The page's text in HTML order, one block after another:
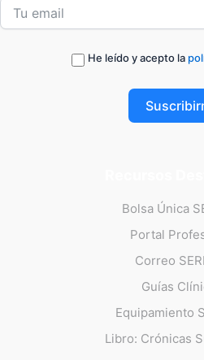
He leído y acepto la
Bolsa Única
Portal
Correo
Guías
Equipamiento
Libro: Crónicas